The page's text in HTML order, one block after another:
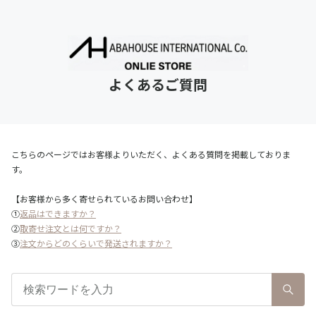
よくあるご質問
こちらのページではお客様よりいただく、よくある質問を掲載しておりま
す。
【お客様から多く寄せられているお問い合わせ】
①返品はできますか？
②取寄せ注文とは何ですか？
③注文からどのくらいで発送されますか？